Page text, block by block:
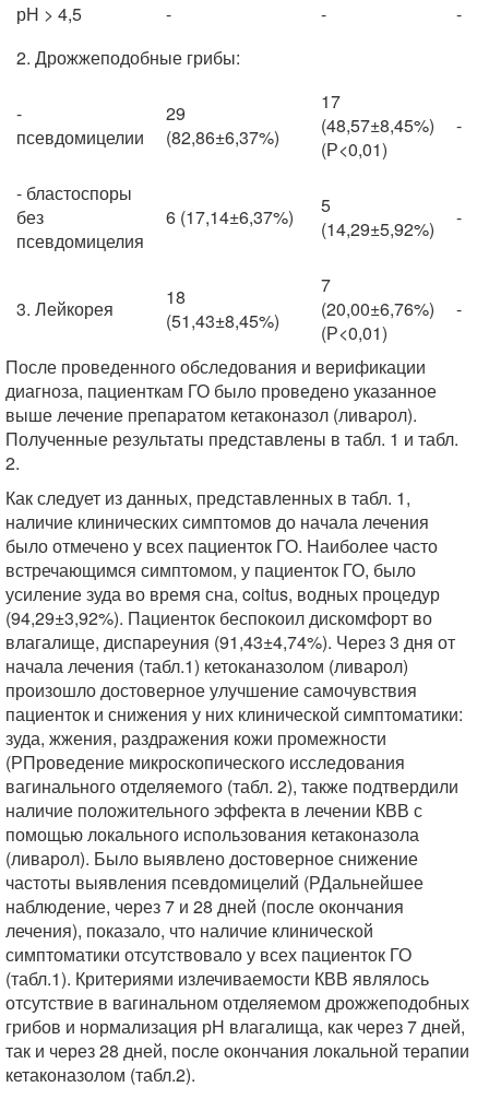
рН > 4,5
- -
-
2. Дрожжеподобные грибы:
-
псевдомицелии
29
(82,86±6,37%)
17
(48,57±8,45%)
(Р<0,01)
-
- бластоспоры
без
псевдомицелия
6 (17,14±6,37%)
5
(14,29±5,92%)
-
3. Лейкорея
18
(51,43±8,45%)
7
(20,00±6,76%)
(Р<0,01)
-
После проведенного обследования и верификации
диагноза, пациенткам ГО было проведено указанное
выше лечение препаратом кетаконазол (ливарол).
Полученные результаты представлены в табл. 1 и табл.
2.
Как следует из данных, представленных в табл. 1,
наличие клинических симптомов до начала лечения
было отмечено у всех пациенток ГО. Наиболее часто
встречающимся симптомом, у пациенток ГО, было
усиление зуда во время сна, coitus, водных процедур
(94,29±3,92%). Пациенток беспокоил дискомфорт во
влагалище, диспареуния (91,43±4,74%). Через 3 дня от
начала лечения (табл.1) кетоканазолом (ливарол)
произошло достоверное улучшение самочувствия
пациенток и снижения у них клинической симптоматики:
зуда, жжения, раздражения кожи промежности
(РПроведение микроскопического исследования
вагинального отделяемого (табл. 2), также подтвердили
наличие положительного эффекта в лечении КВВ с
помощью локального использования кетаконазола
(ливарол). Было выявлено достоверное снижение
частоты выявления псевдомицелий (РДальнейшее
наблюдение, через 7 и 28 дней (после окончания
лечения), показало, что наличие клинической
симптоматики отсутствовало у всех пациенток ГО
(табл.1). Критериями излечиваемости КВВ являлось
отсутствие в вагинальном отделяемом дрожжеподобных
грибов и нормализация рН влагалища, как через 7 дней,
так и через 28 дней, после окончания локальной терапии
кетаконазолом (табл.2).